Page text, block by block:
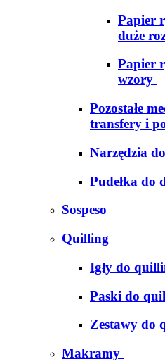
Papier
duże
Papier
wzory
Pozostałe
transfery i
Narzędzia
Pudełka do
Sospeso
Quilling
Igły do
Paski do
Zestawy do
Makramy